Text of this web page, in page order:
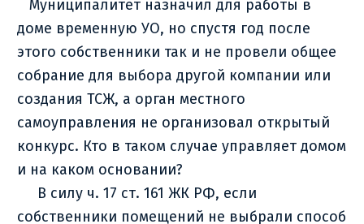
Муниципалитет назначил для работы в
доме временную УО, но спустя год после
этого собственники так и не провели общее
собрание для выбора другой компании или
создания ТСЖ, а орган местного
самоуправления не организовал открытый
конкурс. Кто в таком случае управляет домом
и на каком основании?
В силу ч. 17 ст. 161 ЖК РФ, если
собственники помещений не выбрали способ